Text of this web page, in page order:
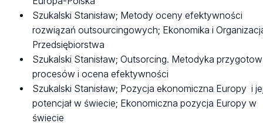
Szukalski Stanisław; Metody oceny efektywności
rozwiązań outsourcingowych; Ekonomika i
Przedsiębiorstwa
Szukalski Stanisław; Outsorcing. Metodyka
procesów i ocena efektywności
Szukalski Stanisław; Pozycja ekonomiczna Europy i
potencjał w świecie; Ekonomiczna pozycja Europy w
świecie